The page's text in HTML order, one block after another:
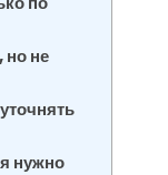
не
нужно